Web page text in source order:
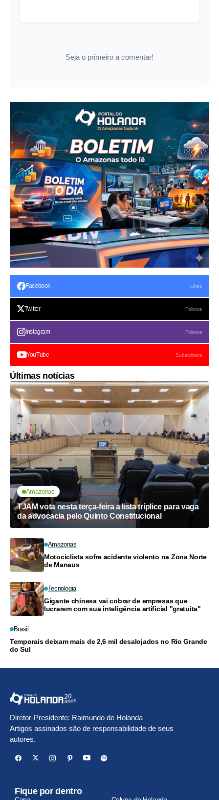
Seja o primeiro a comentar!
Facebook Likes
Twitter Follows
Instagram Follows
YouTube Subscribers
Últimas notícias
Amazonas
TJAM vota nesta terça-feira a lista tríplice para vaga
da advocacia pelo Quinto Constitucional
Amazonas
Motociclista sofre acidente violento na Zona Norte
de Manaus
Tecnologia
Gigante chinesa vai cobrar de empresas que
lucrarem com sua inteligência artificial "gratuita"
Brasil
Temporais deixam mais de 2,6 mil desalojados no Rio Grande
do Sul
Diretor-Presidente: Raimundo de Holanda
Artigos assinados são de responsabilidade de seus
autores.
Fique por dentro